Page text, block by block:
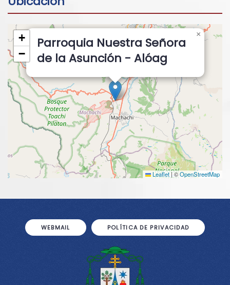
Parroquia Nuestra Señora
de la Asunción - Alóag
×
+
−
Leaflet|©OpenStreetMap
WEBMAIL POLÍTICA DE PRIVACIDAD